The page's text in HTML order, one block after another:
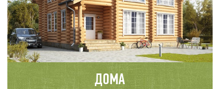
ДОМА